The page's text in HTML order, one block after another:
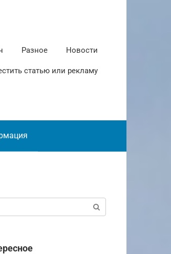
Разное Новости
статью или рекламу